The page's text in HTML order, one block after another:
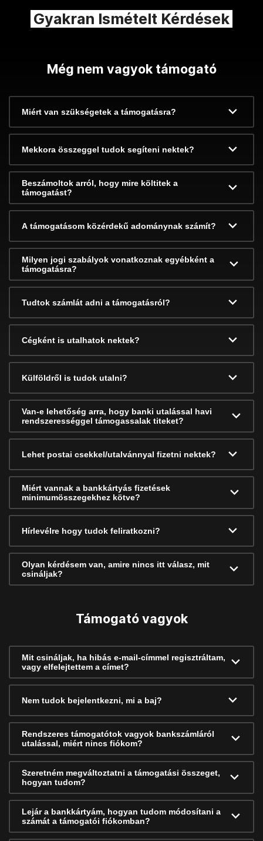
Gyakran Ismételt Kérdések
Még nem vagyok támogató
Miért van szükségetek a támogatásra?
Mekkora összeggel tudok segíteni nektek?
Beszámoltok arról, hogy mire költitek a
támogatást?
A támogatásom közérdekű adománynak számít?
Milyen jogi szabályok vonatkoznak egyébként a
támogatásra?
Tudtok számlát adni a támogatásról?
Cégként is utalhatok nektek?
Külföldről is tudok utalni?
Van-e lehetőség arra, hogy banki utalással havi
rendszerességgel támogassalak titeket?
Lehet postai csekkel/utalvánnyal fizetni nektek?
Miért vannak a bankkártyás fizetések
minimumösszegekhez kötve?
Hírlevélre hogy tudok feliratkozni?
Olyan kérdésem van, amire nincs itt válasz, mit
csináljak?
Támogató vagyok
Mit csináljak, ha hibás e-mail-címmel regisztráltam,
vagy elfelejtettem a címet?
Nem tudok bejelentkezni, mi a baj?
Rendszeres támogatótok vagyok bankszámláról
utalással, miért nincs fiókom?
Szeretném megváltoztatni a támogatási összeget,
hogyan tudom?
Lejár a bankkártyám, hogyan tudom módosítani a
számát a támogatói fiókomban?